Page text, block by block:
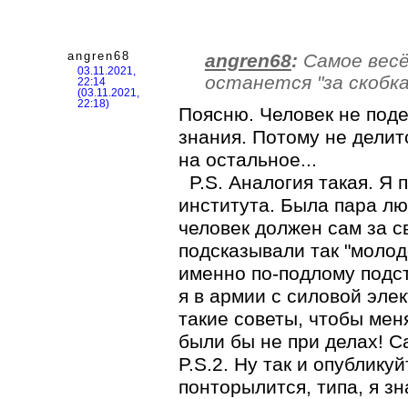
angren68
03.11.2021,
22:14
(03.11.2021,
22:18)
angren68: Самое
останется "за
Поясню. Человек не
знания. Потому не
на остальное...
P.S. Аналогия такая. Я
института. Была пара
человек должен сам за
подсказывали так
именно по-подлому
я в армии с силовой
такие советы, чтобы
были бы не при делах!
P.S.2. Ну так и
понторылится, типа, я